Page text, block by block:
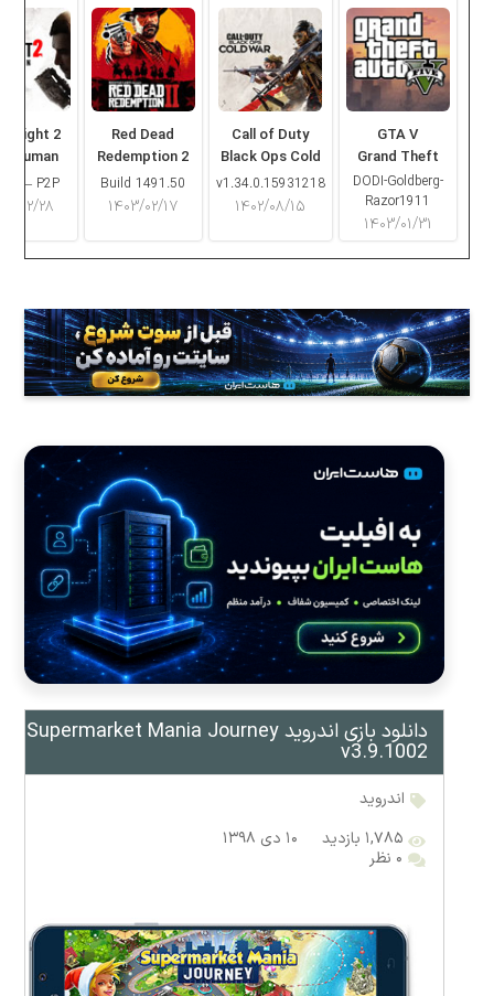
GTA V
Grand Theft
Auto V
DODI-Goldberg-
Razor1911
۱۴۰۳/۰۱/۳۱
Call of Duty
Black Ops Cold
War
v1.34.0.15931218
۱۴۰۲/۰۸/۱۵
Red Dead
Redemption 2
Build 1491.50
۱۴۰۳/۰۲/۱۷
Light 2
Human
– P2P
۱۴۰۳/
دانلود بازی اندروید Supermarket Mania Journey
v3.9.1002
اندروید
۱,۷۸۵ بازدید
۱۰ دی ۱۳۹۸
۰ نظر